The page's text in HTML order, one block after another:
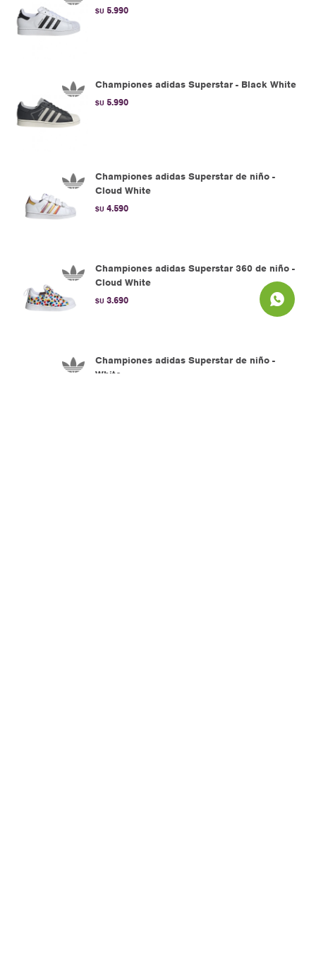
$U 5.990
Championes adidas Superstar - Black White
$U 5.990
Championes adidas Superstar de niño -
Cloud White
$U 4.590
Championes adidas Superstar 360 de niño -
Cloud White
$U 3.690
Championes adidas Superstar de niño -
White